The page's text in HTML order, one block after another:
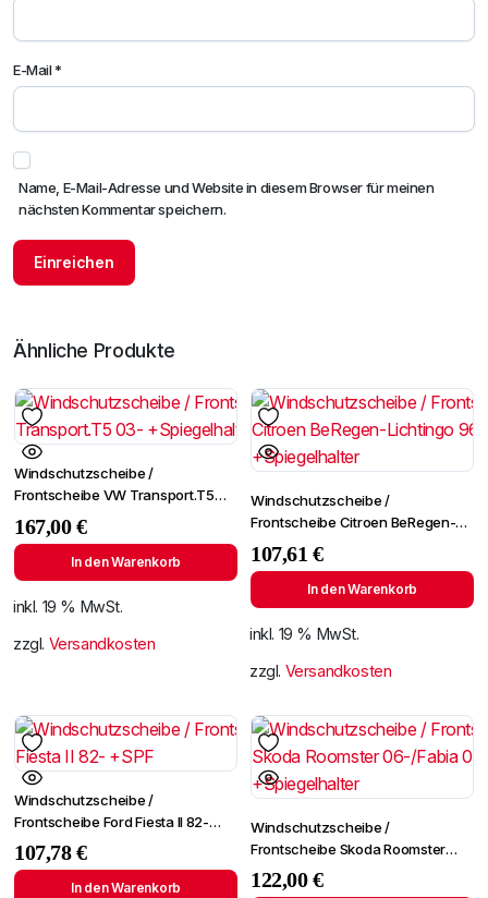
E-Mail*
Name, E-Mail-Adresse und Website in diesem Browser für meinen
nächsten Kommentar speichern.
Ähnliche Produkte
Windschutzscheibe /
Frontscheibe VW Transport.T5
03- +Spiegelhalter
167,00€
In den Warenkorb
inkl. 19 % MwSt.
zzgl. Versandkosten
Windschutzscheibe /
Frontscheibe Citroen BeRegen-
Lichtingo 96- +Spiegelhalter
107,61€
In den Warenkorb
inkl. 19 % MwSt.
zzgl. Versandkosten
Windschutzscheibe /
Frontscheibe Ford Fiesta II 82-
+SPF
107,78€
In den Warenkorb
Windschutzscheibe /
Frontscheibe Skoda Roomster
06-/Fabia 07- +Spiegelhalter
122,00€